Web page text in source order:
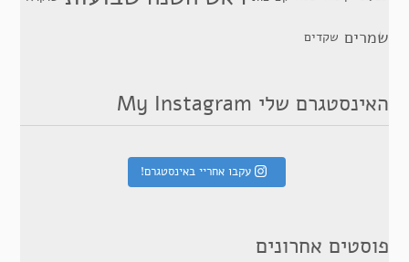
שמרים שקדים
האינסטגרם שלי My Instagram
עקבו אחריי באינסטגרם!
פוסטים אחרונים